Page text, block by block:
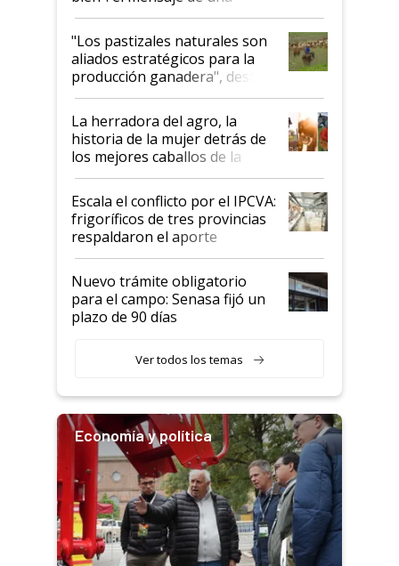
ganadera uruguaya sobre las
oportunidades que se abren
para el agro en Argentina, con
foco en la carne
"Los pastizales naturales son
aliados estratégicos para la
producción ganadera", destaca
la iniciativa que ya reúne a 46
establecimientos en Argentina
La herradora del agro, la
historia de la mujer detrás de
los mejores caballos de la
Argentina y los mitos que
todavía hacen sufrir a estos
animales: "Mientras me
descalificaban, yo seguí
haciendo currículum"
Escala el conflicto por el IPCVA:
frigoríficos de tres provincias
respaldaron el aporte
obligatorio
Nuevo trámite obligatorio
para el campo: Senasa fijó un
plazo de 90 días
Ver todos los temas
Economía y política